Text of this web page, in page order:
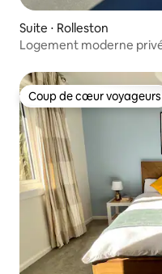
Suite ⋅ Rolleston
Logement moderne
Coup de cœur voyageurs
Coup de cœur voyageurs